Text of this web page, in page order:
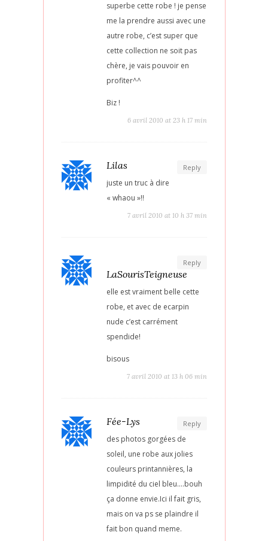
superbe cette robe ! je pense
me la prendre aussi avec une
autre robe, c’est super que
cette collection ne soit pas
chère, je vais pouvoir en
profiter^^
Biz !
6 avril 2010 at 23 h 17 min
Reply
Lilas
juste un truc à dire
« whaou »!!
7 avril 2010 at 10 h 37 min
Reply
LaSourisTeigneuse
elle est vraiment belle cette
robe, et avec de ecarpin
nude c’est carrément
spendide!
bisous
7 avril 2010 at 13 h 06 min
Reply
Fée-Lys
des photos gorgées de
soleil, une robe aux jolies
couleurs printannières, la
limpidité du ciel bleu….bouh
ça donne envie.Ici il fait gris,
mais on va ps se plaindre il
fait bon quand meme.